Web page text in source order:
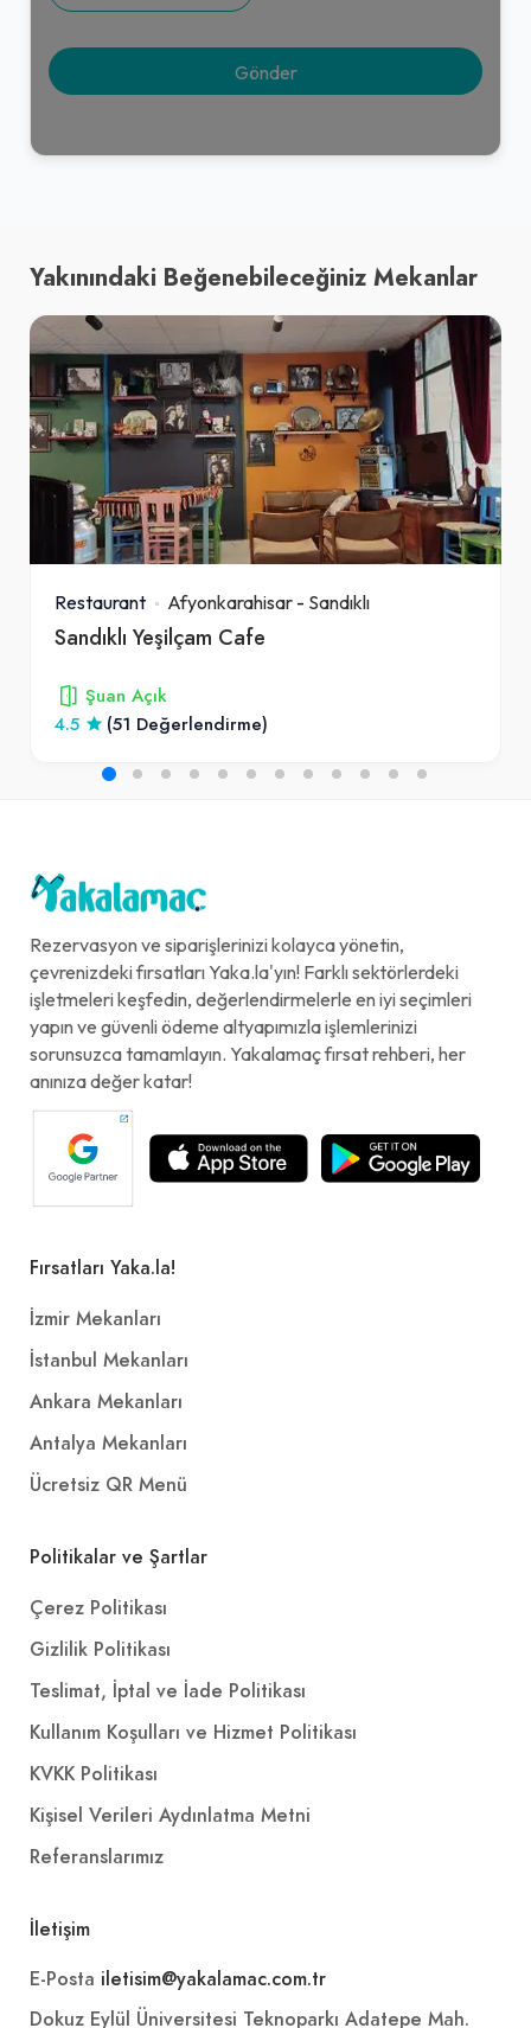
Yakınındaki Beğenebileceğiniz Mekanlar
Restaurant Afyonkarahisar - Sandıklı
Sandıklı Yeşilçam Cafe
Şuan Açık
4.5
(51 Değerlendirme)
Rezervasyon ve siparişlerinizi kolayca yönetin,
çevrenizdeki fırsatları Yaka.la'yın! Farklı sektörlerdeki
işletmeleri keşfedin, değerlendirmelerle en iyi seçimleri
yapın ve güvenli ödeme altyapımızla işlemlerinizi
sorunsuzca tamamlayın. Yakalamaç fırsat rehberi, her
anınıza değer katar!
Fırsatları Yaka.la!
İzmir Mekanları
İstanbul Mekanları
Ankara Mekanları
Antalya Mekanları
Ücretsiz QR Menü
Politikalar ve Şartlar
Çerez Politikası
Gizlilik Politikası
Teslimat, İptal ve İade Politikası
Kullanım Koşulları ve Hizmet Politikası
KVKK Politikası
Kişisel Verileri Aydınlatma Metni
Referanslarımız
İletişim
E-Posta iletisim@yakalamac.com.tr
Dokuz Eylül Üniversitesi Teknoparkı Adatepe Mah.